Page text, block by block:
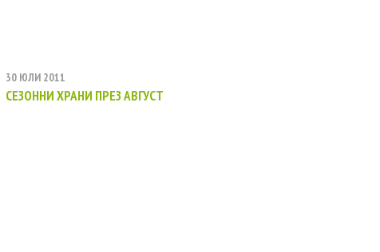
30 ЮЛИ 2011
СЕЗОННИ ХРАНИ ПРЕЗ АВГУСТ